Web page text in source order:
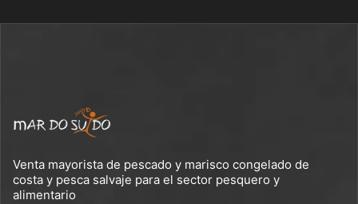
Venta mayorista de pescado y marisco congelado de
costa y pesca salvaje para el sector pesquero y
alimentario